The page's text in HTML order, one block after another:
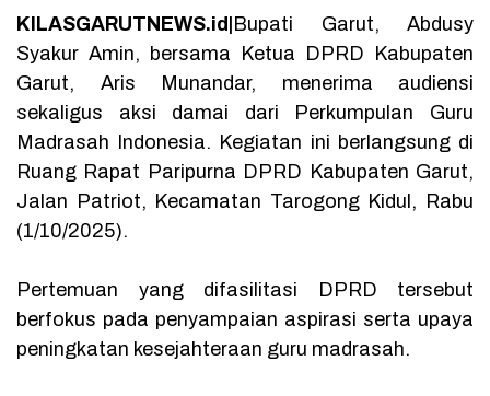
KILASGARUTNEWS.id| Bupati Garut, Abdusy
Syakur Amin, bersama Ketua DPRD Kabupaten
Garut, Aris Munandar, menerima audiensi
sekaligus aksi damai dari Perkumpulan Guru
Madrasah Indonesia. Kegiatan ini berlangsung di
Ruang Rapat Paripurna DPRD Kabupaten Garut,
Jalan Patriot, Kecamatan Tarogong Kidul, Rabu
(1/10/2025).
‎Pertemuan yang difasilitasi DPRD tersebut
berfokus pada penyampaian aspirasi serta upaya
peningkatan kesejahteraan guru madrasah.